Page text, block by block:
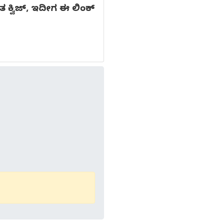
ಕ್ವಿಜ್, ಇದೀಗ ಈ ಲಿಂಕ್